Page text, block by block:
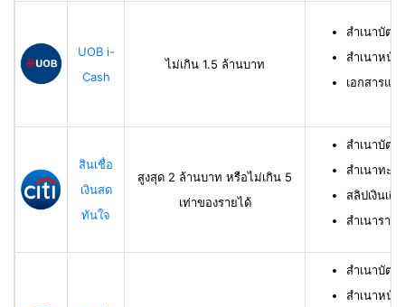
UOB i-
Cash
ไม่เกิน 1.5 ล้านบาท
สำเนาบัตร
สำเนาหน้
เอกสารแส
สินเชื่อ
เงินสด
ทันใจ
สูงสุด 2 ล้านบาท หรือไม่เกิน 5
เท่าของรายได้
สำเนาบัตร
สำเนาทะเ
สลิปเงินเดื
สำเนาราย
สำเนาบัตร
สำเนาหน้